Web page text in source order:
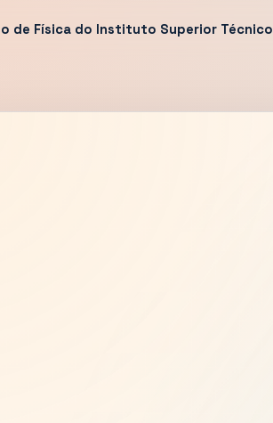
de Física do Instituto Superior Técnico